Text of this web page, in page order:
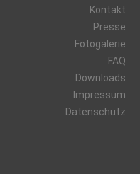
Kontakt
Presse
Fotogalerie
FAQ
Downloads
Impressum
Datenschutz